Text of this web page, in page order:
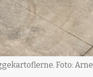
Foto: Arne